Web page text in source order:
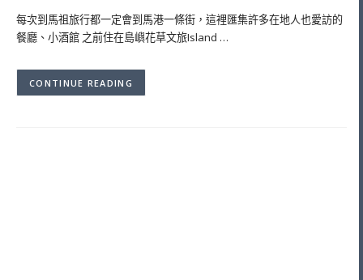
每次到馬祖旅行都一定會到馬港一條街，這裡匯集許多在地人也愛訪的
餐廳、小酒館 之前住在島嶼花草文旅Island …
CONTINUE READING